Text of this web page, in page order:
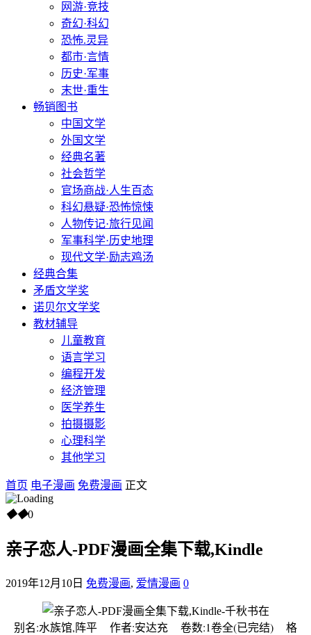
网游·竞技
奇幻·科幻
恐怖.灵异
都市·言情
历史·军事
末世·重生
畅销图书
中国文学
外国文学
经典名著
社会哲学
官场商战·人生百态
科幻悬疑·恐怖惊悚
人物传记·旅行见闻
军事科学·历史地理
现代文学·励志鸡汤
经典合集
矛盾文学奖
诺贝尔文学奖
教材辅导
儿童教育
语言学习
编程开发
经济管理
医学养生
拍摄摄影
心理科学
其他学习
首页 电子漫画 免费漫画 正文
◆◆0
亲子恋人-PDF漫画全集下载,Kindle
2019年12月10日 免费漫画, 爱情漫画 0
别名:水族馆,阵平 作者:安达充 卷数:1卷全(已完结) 格